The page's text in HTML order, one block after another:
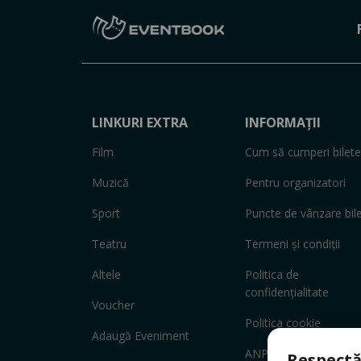
LINKURI EXTRA
Film
Muzică
Sport
Teatru
Altele
Voucher
Adaugă Eveniment
INFORMAȚII
Cum să cumperi bilete
Pentru organizatori
Puncte de vânzare
Termeni și condiții
Politica de
confidențialitate
Politica cookie
ANPC